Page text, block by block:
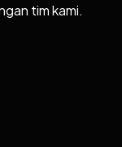
tim kami.